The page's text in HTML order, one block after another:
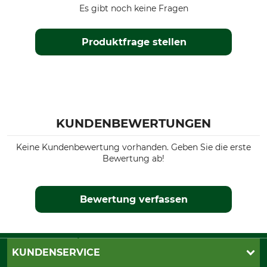
Produktfrage stellen
Es gibt noch keine Fragen
KUNDENBEWERTUNGEN
Keine Kundenbewertung vorhanden. Geben Sie die erste
Bewertung ab!
Bewertung verfassen
KUNDENSERVICE